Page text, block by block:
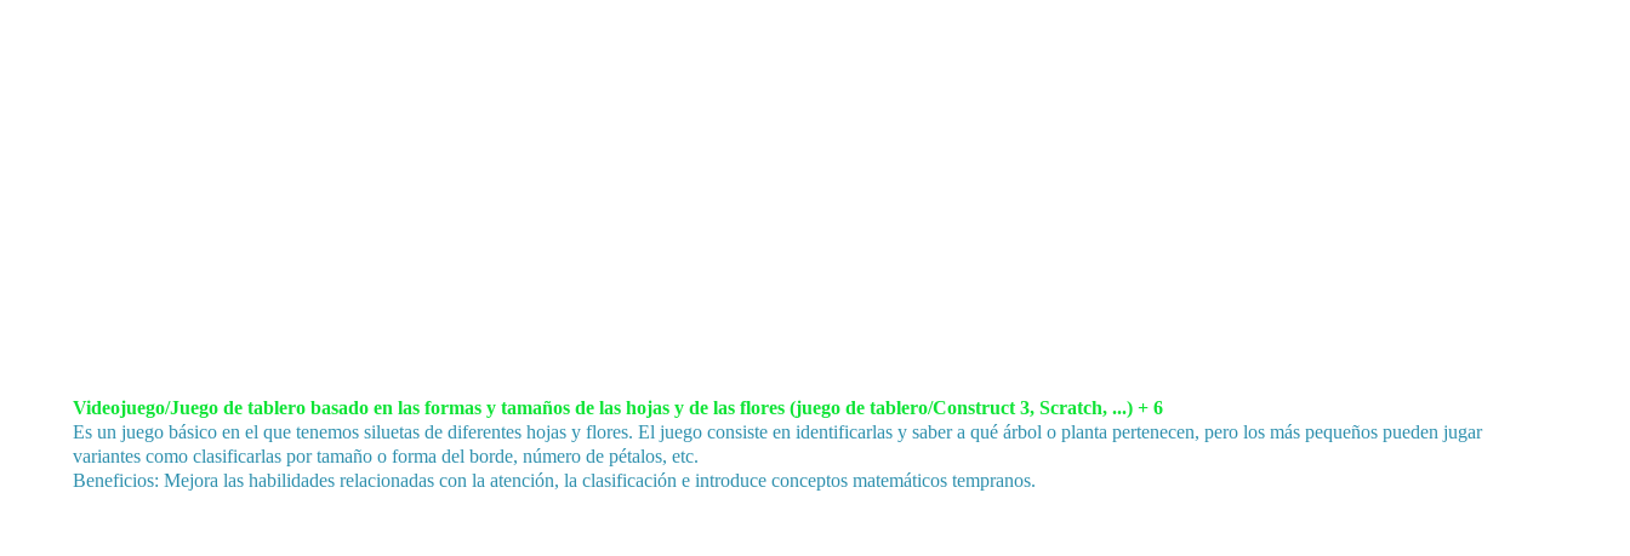
Videojuego/Juego de tablero basado en las formas y tamaños de las hojas y de las flores (juego de tablero/Construct 3, Scratch, ...) + 6
Es un juego básico en el que tenemos siluetas de diferentes hojas y flores. El juego consiste en identificarlas y saber a qué árbol o planta pertenecen, pero los más pequeños pueden jugar
variantes como clasificarlas por tamaño o forma del borde, número de pétalos, etc.
Beneficios: Mejora las habilidades relacionadas con la atención, la clasificación e introduce conceptos matemáticos tempranos.